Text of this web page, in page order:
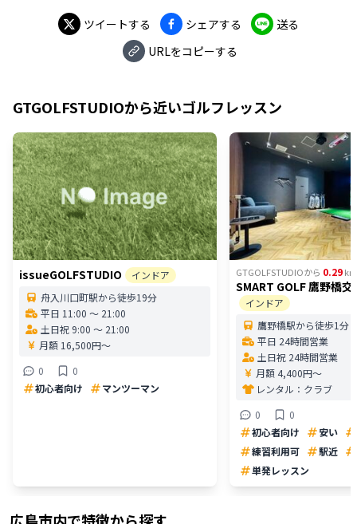
ツイートする シェアする
送る
URLをコピーする
GTGOLFSTUDIOから近いゴルフレッスン
issueGOLFSTUDIO
インドア
舟入川口町駅から徒歩19分
平日 11:00 〜 21:00
土日祝 9:00 〜 21:00
月額 16,500円〜
0
0
初心者向け
マンツーマン
GTGOLFSTUDIOから 0.29km
SMART GOLF 鷹野橋交
インドア
鷹野橋駅から徒歩1分
平日 24時間営業
土日祝 24時間営業
月額 4,400円〜
レンタル： クラブ
0
0
初心者向け
安い
練習利用可
駅近
単発レッスン